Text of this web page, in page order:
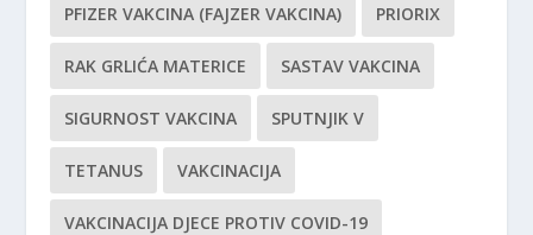
PFIZER VAKCINA (FAJZER VAKCINA) PRIORIX
RAK GRLIĆA MATERICE SASTAV VAKCINA
SIGURNOST VAKCINA SPUTNJIK V
TETANUS VAKCINACIJA
VAKCINACIJA DJECE PROTIV COVID-19